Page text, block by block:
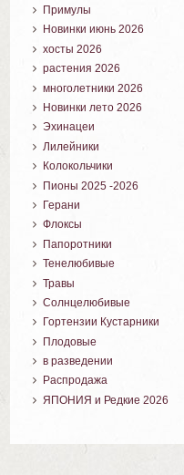
Примулы
Новинки июнь 2026
хосты 2026
растения 2026
многолетники 2026
Новинки лето 2026
Эхинацеи
Лилейники
Колокольчики
Пионы 2025 -2026
Герани
Флоксы
Папоротники
Тенелюбивые
Травы
Солнцелюбивые
Гортензии Кустарники
Плодовые
в разведении
Распродажа
ЯПОНИЯ и Редкие 2026